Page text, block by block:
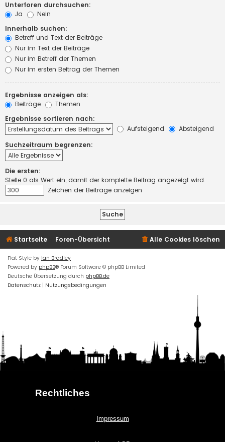
Unterforen durchsuchen:
Ja
Nein
Innerhalb suchen:
Betreff und Text der Beiträge
Nur im Text der Beiträge
Nur im Betreff der Themen
Nur im ersten Beitrag der Themen
Ergebnisse anzeigen als:
Beiträge
Themen
Ergebnisse sortieren nach:
Aufsteigend
Absteigend
Suchzeitraum begrenzen:
Die ersten:
Stelle 0 als Wert ein, damit der komplette Beitrag angezeigt wird.
Zeichen der Beiträge anzeigen
Startseite Foren-Übersicht Alle Cookies löschen
Flat Style by Ian Bradley
Powered by phpBB® Forum Software © phpBB Limited
Deutsche Übersetzung durch phpBB.de
Datenschutz | Nutzungsbedingungen
Rechtliches
Impressum